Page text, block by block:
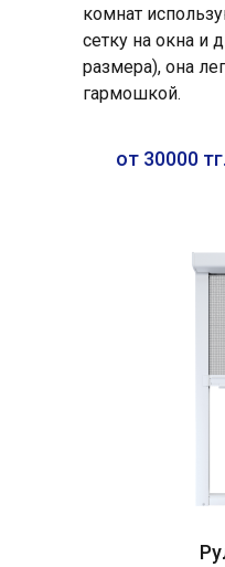
комнат
сетку на окна и
размера), она
гармошкой.
от 30000 тг.